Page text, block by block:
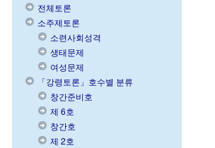
전체토론
소주제토론
소련사회성격
생태문제
여성문제
「강령토론」호수별 분류
창간준비호
제 6호
창간호
제 2호